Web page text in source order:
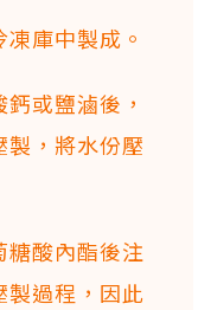
庫中製成。
或鹽滷後，
，將水份壓
糖酸內酯後注
製過程，因此